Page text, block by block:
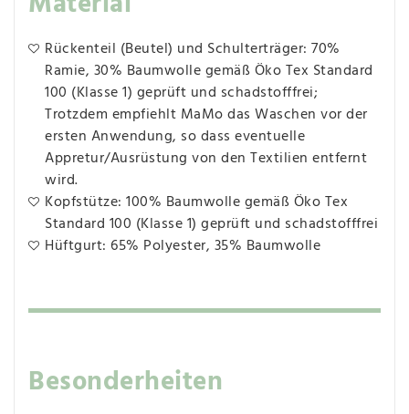
Rückenteil (Beutel) und Schulterträger: 70%
Ramie, 30% Baumwolle gemäß Öko Tex Standard
100 (Klasse 1) geprüft und schadstofffrei;
Trotzdem empfiehlt MaMo das Waschen vor der
ersten Anwendung, so dass eventuelle
Appretur/Ausrüstung von den Textilien entfernt
wird.
Kopfstütze: 100% Baumwolle gemäß Öko Tex
Standard 100 (Klasse 1) geprüft und schadstofffrei
Hüftgurt: 65% Polyester, 35% Baumwolle
Besonderheiten